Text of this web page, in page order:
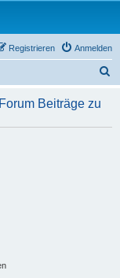
Anmelden
Registrieren
h
Beiträge zu